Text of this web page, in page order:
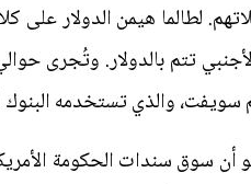
سويفت، والذي تستخدمه البنوك